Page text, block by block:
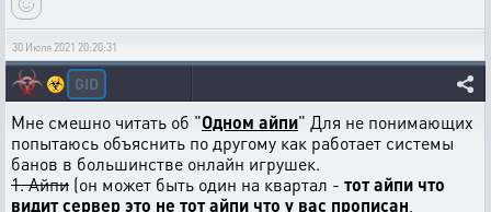
30 Июля 2021 20:20:31
☣️ GID
Мне смешно читать об "Одном айпи" Для не понимающих
попытаюсь объяснить по другому как работает системы
банов в большинстве онлайн игрушек.
1. Айпи (он может быть один на квартал - тот айпи что
видит сервер это не тот айпи что у вас прописан